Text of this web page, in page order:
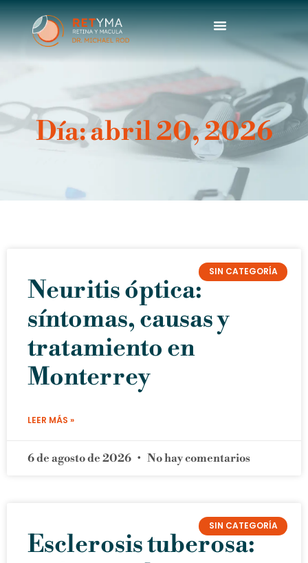
contenido
Día: abril 20, 2026
SIN CATEGORÍA
Neuritis óptica:
síntomas, causas y
tratamiento en
Monterrey
LEER MÁS »
6 de agosto de 2026 No hay comentarios
SIN CATEGORÍA
Esclerosis tuberosa: